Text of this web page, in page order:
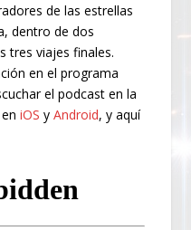
de las estrellas
dentro de dos
tres viajes finales.
en el programa
el podcast en la
eniOS yAndroid, y aquí